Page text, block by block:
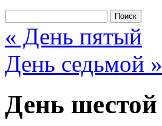
« День пятый
День седьмой »
День шестой